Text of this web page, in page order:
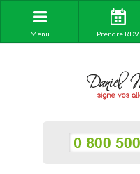
Menu Prendre RDV